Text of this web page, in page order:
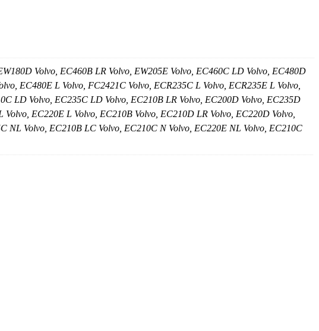
Volvo, EC460B LR Volvo, EW205E Volvo, EC460C LD Volvo, EC480D
EC480E L Volvo, FC2421C Volvo, ECR235C L Volvo, ECR235E L Volvo,
LD Volvo, EC235C LD Volvo, EC210B LR Volvo, EC200D Volvo, EC235D
EC220E L Volvo, EC210B Volvo, EC210D LR Volvo, EC220D Volvo,
NL Volvo, EC210B LC Volvo, EC210C N Volvo, EC220E NL Volvo, EC210C